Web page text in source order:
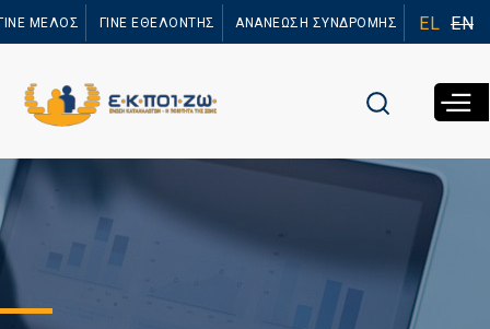
προς το
ΜΕΛΟΣ ΓΙΝΕ ΕΘΕΛΟΝΤΗΣ ΑΝΑΝΕΩΣΗ ΣΥΝΔΡΟΜΗΣ EL EN